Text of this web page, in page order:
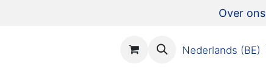
Over ons
Nederlands (BE)